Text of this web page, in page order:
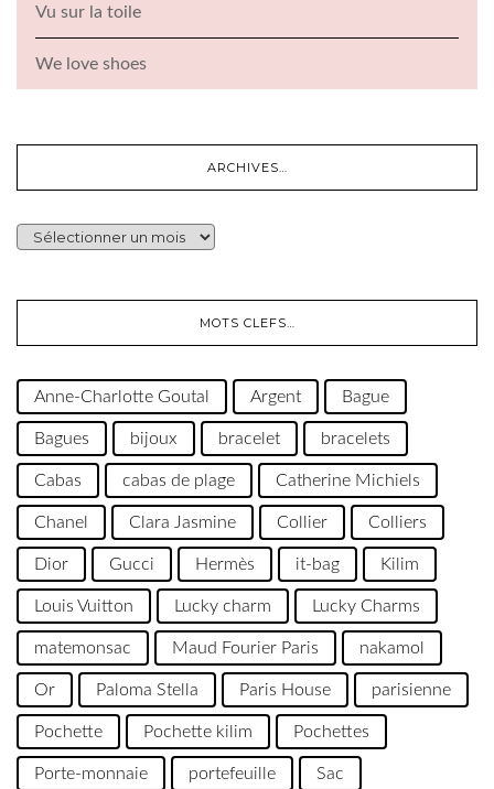
Vu sur la toile
We love shoes
ARCHIVES…
ARCHIVES…
MOTS CLEFS…
Anne-Charlotte Goutal Argent Bague
Bagues bijoux bracelet bracelets
Cabas cabas de plage Catherine Michiels
Chanel Clara Jasmine Collier Colliers
Dior Gucci Hermès it-bag Kilim
Louis Vuitton Lucky charm Lucky Charms
matemonsac Maud Fourier Paris nakamol
Or Paloma Stella Paris House parisienne
Pochette Pochette kilim Pochettes
Porte-monnaie portefeuille Sac